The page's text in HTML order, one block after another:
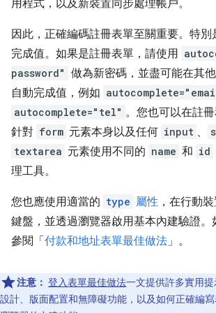
用程式，以及新裝置同步處理帳戶。
因此，正確編碼註冊表單至關重要。特
完成值。如果是註冊表單，請使用
password" 做為新密碼，並盡可能在其
自動完成值，例如
autocomplete="tel" 。您也可以在註
針對 form 元素本身以及任何 input 、
textarea 元素使用不同的 name 和 id
理工具。
您也應使用適當的 type 屬性 ，在行動
鍵盤，並透過瀏覽器啟用基本內建驗證
參閱「 付款和地址表單最佳做法」。
注意： 登入表單最佳做法一文提供許多實用
設計、版面配置和無障礙功能，以及如何正確編